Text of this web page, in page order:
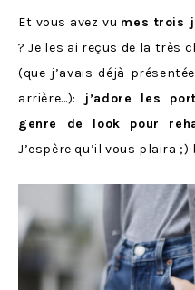
Et vous avez vu mes trois
? Je les ai reçus de la très
(que j’avais déjà présentée
arrière…):
j’adore les
genre de look pour
J’espère qu’il vous plaira ;)